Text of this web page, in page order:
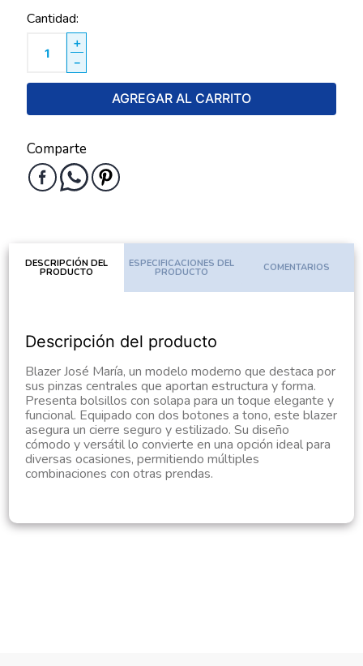
Cantidad
＋
－
AGREGAR AL CARRITO
Comparte
DESCRIPCIÓN DEL
PRODUCTO
ESPECIFICACIONES DEL
PRODUCTO COMENTARIOS
Descripción del producto
Blazer José María, un modelo moderno que destaca por
sus pinzas centrales que aportan estructura y forma.
Presenta bolsillos con solapa para un toque elegante y
funcional. Equipado con dos botones a tono, este blazer
asegura un cierre seguro y estilizado. Su diseño
cómodo y versátil lo convierte en una opción ideal para
diversas ocasiones, permitiendo múltiples
combinaciones con otras prendas.